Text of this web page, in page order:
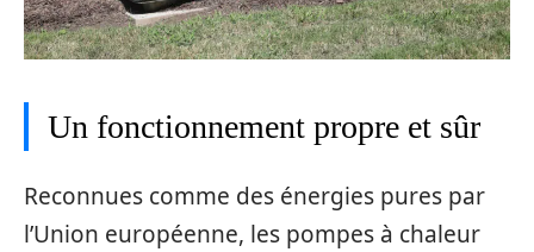
Un fonctionnement propre et sûr
Reconnues comme des énergies pures par
l’Union européenne, les pompes à chaleur